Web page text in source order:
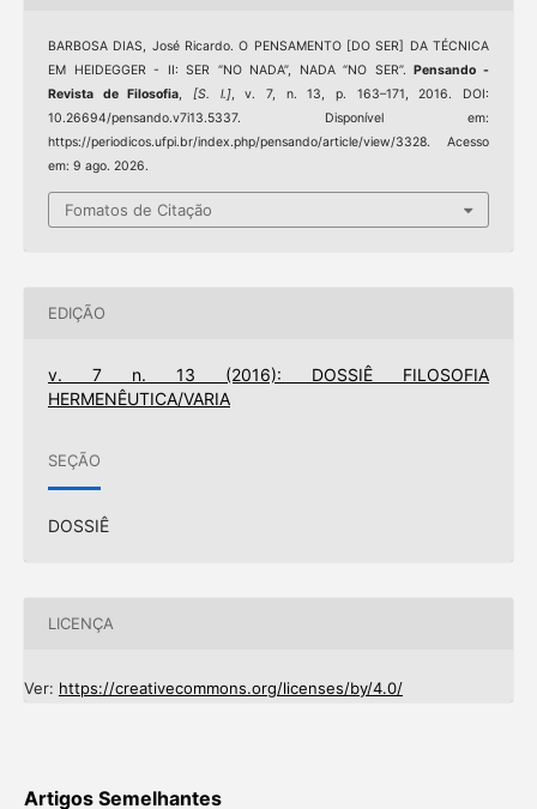
BARBOSA DIAS, José Ricardo. O PENSAMENTO [DO SER] DA TÉCNICA
EM HEIDEGGER - II: SER “NO NADA”, NADA “NO SER”.Pensando -
Revista de Filosofia, [S. l.], v. 7, n. 13, p. 163–171, 2016. DOI:
10.26694/pensando.v7i13.5337. Disponível em:
https://periodicos.ufpi.br/index.php/pensando/article/view/3328. Acesso
em: 9 ago. 2026.
Fomatos de Citação
EDIÇÃO
v. 7 n. 13 (2016): DOSSIÊ FILOSOFIA
HERMENÊUTICA/VARIA
SEÇÃO
DOSSIÊ
LICENÇA
Ver: https://creativecommons.org/licenses/by/4.0/
Artigos Semelhantes